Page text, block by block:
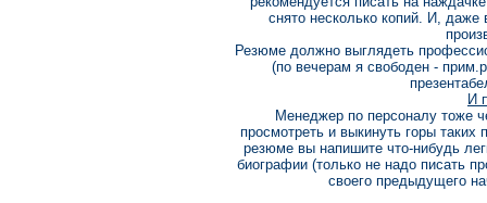
снято несколько копий. И,
Резюме должно выглядеть
(по вечерам я свободен -
И
Менеджер по персоналу тоже
просмотреть и выкинуть горы таких
резюме вы напишите что-нибудь
биографии (только не надо писать
своего предыдущего